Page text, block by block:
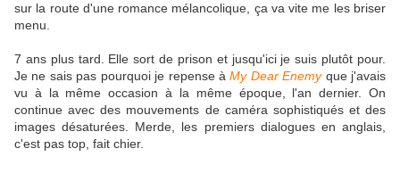
sur la route d'une romance mélancolique, ça va vite me les briser
menu.
7 ans plus tard. Elle sort de prison et jusqu'ici je suis plutôt pour.
Je ne sais pas pourquoi je repense àMy Dear Enemyque j'avais
vu à la même occasion à la même époque, l'an dernier. On
continue avec des mouvements de caméra sophistiqués et des
images désaturées. Merde, les premiers dialogues en anglais,
c'est pas top, fait chier.